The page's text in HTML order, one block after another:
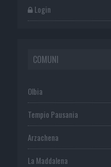
Login
COMUNI
Olbia
Tempio Pausania
Arzachena
La Maddalena